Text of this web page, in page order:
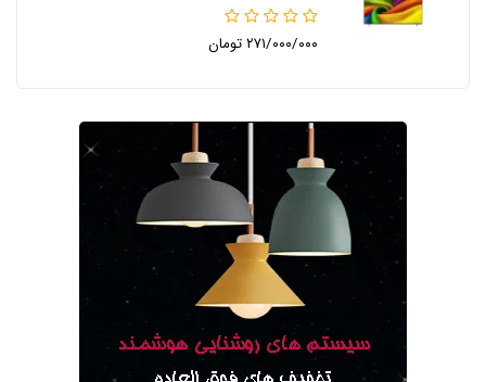
۲۷۱/۰۰۰/۰۰۰ تومان